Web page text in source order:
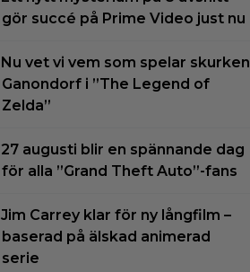
gör succé på Prime Video just nu
Nu vet vi vem som spelar skurken
Ganondorf i ”The Legend of
Zelda”
27 augusti blir en spännande dag
för alla ”Grand Theft Auto”-fans
Jim Carrey klar för ny långfilm –
baserad på älskad animerad
serie